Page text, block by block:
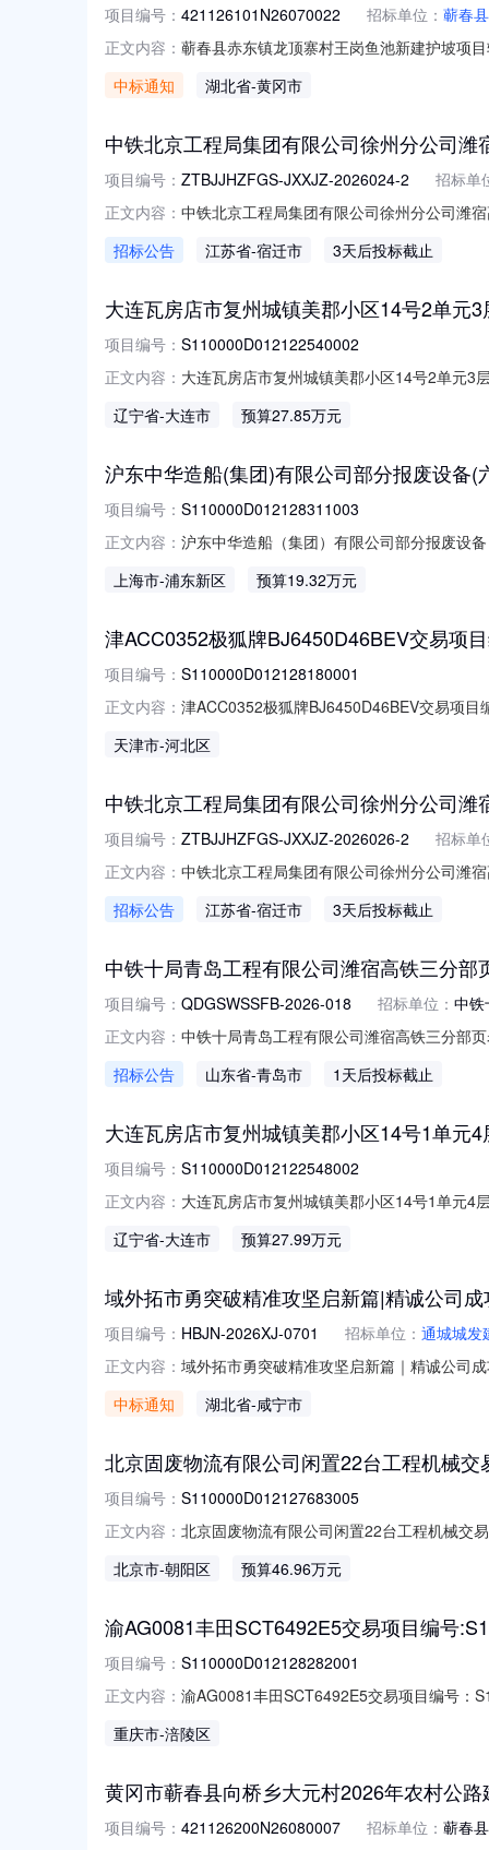
项目编号： 421126101N26070022 招标单位： 蕲春
正文内容： 蕲春县赤东镇龙顶寨村王岗鱼池新建护坡项
时间：2026-08-07交易结果公示结束时间
中标通知 湖北省-黄冈市
中铁北京工程局集团有限公司徐州分公司
项目编号： ZTBJJHZFGS-JXXJZ-2026024-2
招标单
正文内容： 中铁北京工程局集团有限公司徐州分公司潍
铁江苏段站前2标项目经理部纪检监察联系
招标公告 江苏省-宿迁市 3天后投标截止
大连瓦房店市复州城镇美郡小区14号2单元
项目编号： S110000D012122540002
正文内容： 大连瓦房店市复州城镇美郡小区14号2单元3
估值：批准单位名称：挂牌价格：27.846万
辽宁省-大连市 预算27.85万元
沪东中华造船(集团)有限公司部分报废设备
项目编号： S110000D012128311003
正文内容： 沪东中华造船（集团）有限公司部分报废设
产评估值：批准单位名称：挂牌价格：
上海市-浦东新区 预算19.32万元
津ACC0352极狐牌BJ6450D46BEV交易项
项目编号： S110000D012128180001
正文内容： 津ACC0352极狐牌BJ6450D46BEV交易项
期：2026-8-7在交易机构网站进行挂牌信息
天津市-河北区
中铁北京工程局集团有限公司徐州分公司
项目编号： ZTBJJHZFGS-JXXJZ-2026026-2
招标单
正文内容： 中铁北京工程局集团有限公司徐州分公司潍
铁江苏段站前2标项目经理部纪检监察联系
招标公告 江苏省-宿迁市 3天后投标截止
中铁十局青岛工程有限公司潍宿高铁三分部
项目编号： QDGSWSSFB-2026-018 招标单位： 中铁
正文内容： 中铁十局青岛工程有限公司潍宿高铁三分部
18105351836其他说明详情见附件，随车
招标公告 山东省-青岛市 1天后投标截止
大连瓦房店市复州城镇美郡小区14号1单元
项目编号： S110000D012122548002
正文内容： 大连瓦房店市复州城镇美郡小区14号1单元4
估值：批准单位名称：挂牌价格：27.99万
辽宁省-大连市 预算27.99万元
域外拓市勇突破精准攻坚启新篇|精诚公司
项目编号： HBJN-2026XJ-0701 招标单位： 通城城发
正文内容： 域外拓市勇突破精准攻坚启新篇｜精诚公司
一名的成绩成功中标，域外市场拓展再度
中标通知 湖北省-咸宁市
北京固废物流有限公司闲置22台工程机械
项目编号： S110000D012127683005
正文内容： 北京固废物流有限公司闲置22台工程机械交
位名称：挂牌价格：46.95564万元评估基准
北京市-朝阳区 预算46.96万元
渝AG0081丰田SCT6492E5交易项目编号
项目编号： S110000D012128282001
正文内容： 渝AG0081丰田SCT6492E5交易项目编号：
牌信息披露的链接：https://otc.cbex.com/
重庆市-涪陵区
黄冈市蕲春县向桥乡大元村2026年农村公
项目编号： 421126200N26080007 招标单位： 蕲春